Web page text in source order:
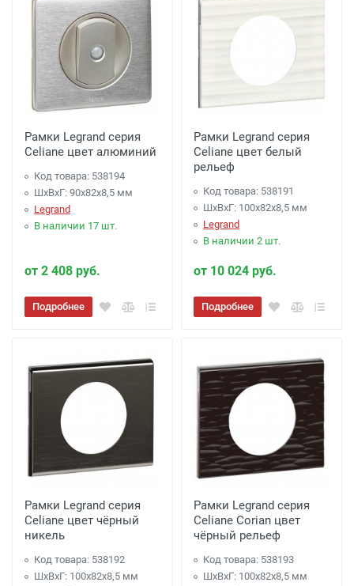
Рамки Legrand серия
Celiane цвет алюминий
Код товара: 538194
ШхВхГ: 90x82x8,5 мм
Legrand
В наличии 17 шт.
от 2 408 руб.
Подробнее
Рамки Legrand серия
Celiane цвет белый
рельеф
Код товара: 538191
ШхВхГ: 100x82x8,5 мм
Legrand
В наличии 2 шт.
от 10 024 руб.
Подробнее
Рамки Legrand серия
Celiane цвет чёрный
никель
Код товара: 538192
ШхВхГ: 100x82x8,5 мм
Рамки Legrand серия
Celiane Corian цвет
чёрный рельеф
Код товара: 538193
ШхВхГ: 100x82x8,5 мм